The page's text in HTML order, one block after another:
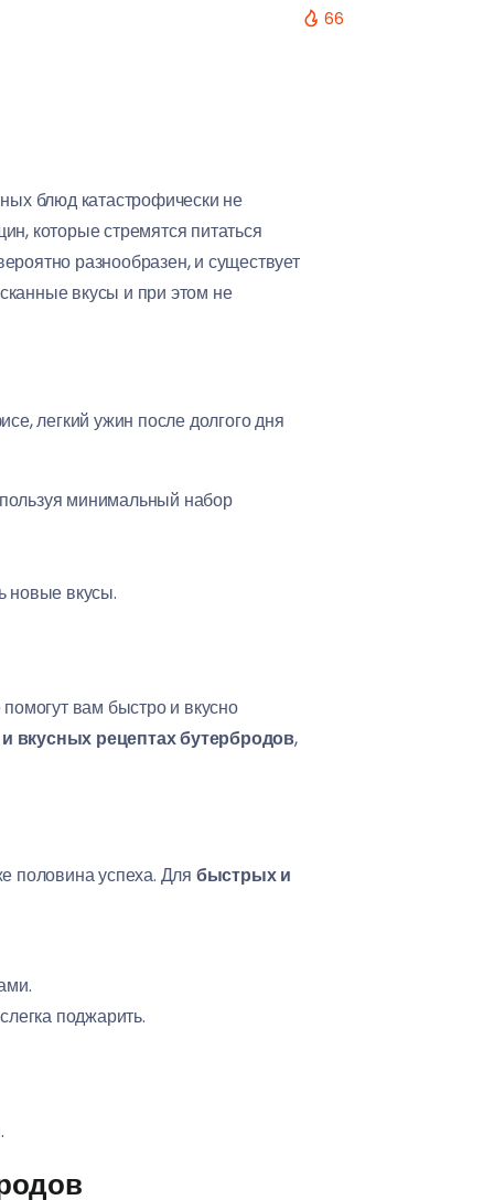
66
блюд катастрофически не
которые стремятся питаться
разнообразен, и существует
вкусы и при этом не
легкий ужин после долгого дня
минимальный набор
новые вкусы.
вам быстро и вкусно
вкусных рецептах бутербродов,
половина успеха. Для быстрых и
поджарить.